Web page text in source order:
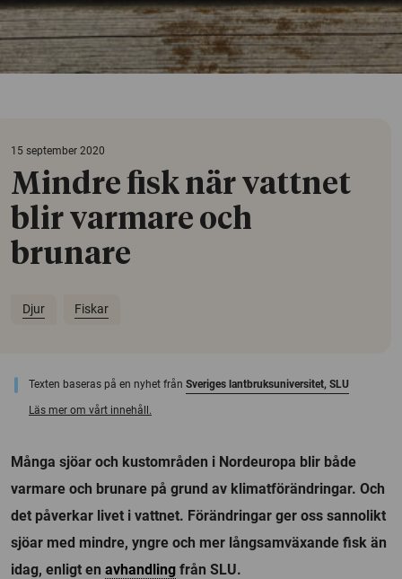
15 september 2020
Mindre fisk när vattnet
blir varmare och
brunare
Djur Fiskar
Texten baseras på en nyhet från Sveriges lantbruksuniversitet, SLU
Läs mer om vårt innehåll.
Många sjöar och kustområden i Nordeuropa blir både
varmare och brunare på grund av klimatförändringar. Och
det påverkar livet i vattnet. Förändringar ger oss sannolikt
sjöar med mindre, yngre och mer långsamväxande fisk än
idag, enligt en avhandling från SLU.